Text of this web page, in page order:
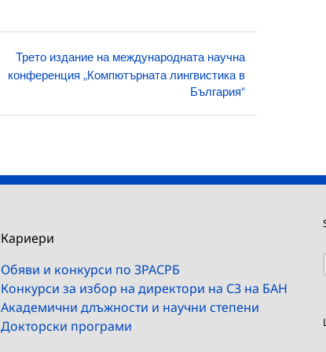
Трето издание на международната научна
конференция „Компютърната лингвистика в
България“
Кариери
Обяви и конкурси по ЗРАСРБ
Конкурси за избор на директори на СЗ на БАН
Академични длъжности и научни степени
Докторски програми